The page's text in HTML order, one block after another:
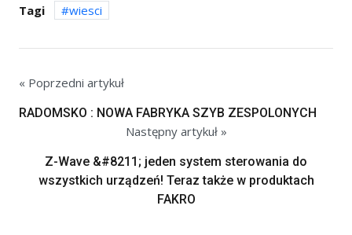
Tagi wiesci
« Poprzedni artykuł
RADOMSKO : NOWA FABRYKA SZYB ZESPOLONYCH
Następny artykuł »
Z-Wave &#8211; jeden system sterowania do
wszystkich urządzeń! Teraz także w produktach
FAKRO